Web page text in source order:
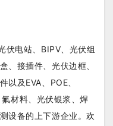
伏电站、BIPV、光伏组
、接插件、光伏边框、
以及EVA、POE、
材料、光伏银浆、焊
设备的上下游企业。欢